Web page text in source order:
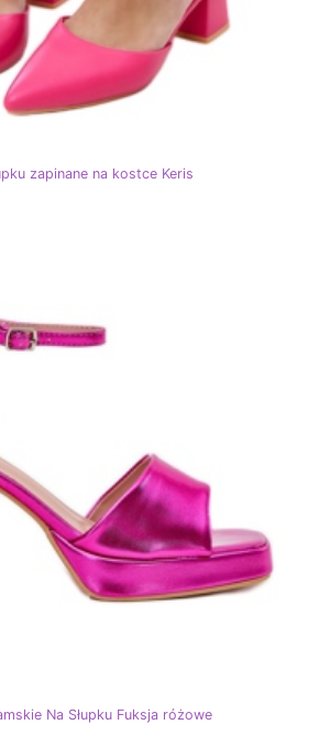
zapinane na kostce Keris
Na Słupku Fuksja różowe